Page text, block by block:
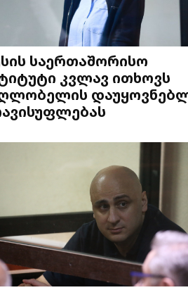
საერთაშორისო
კვლავ ითხოვს